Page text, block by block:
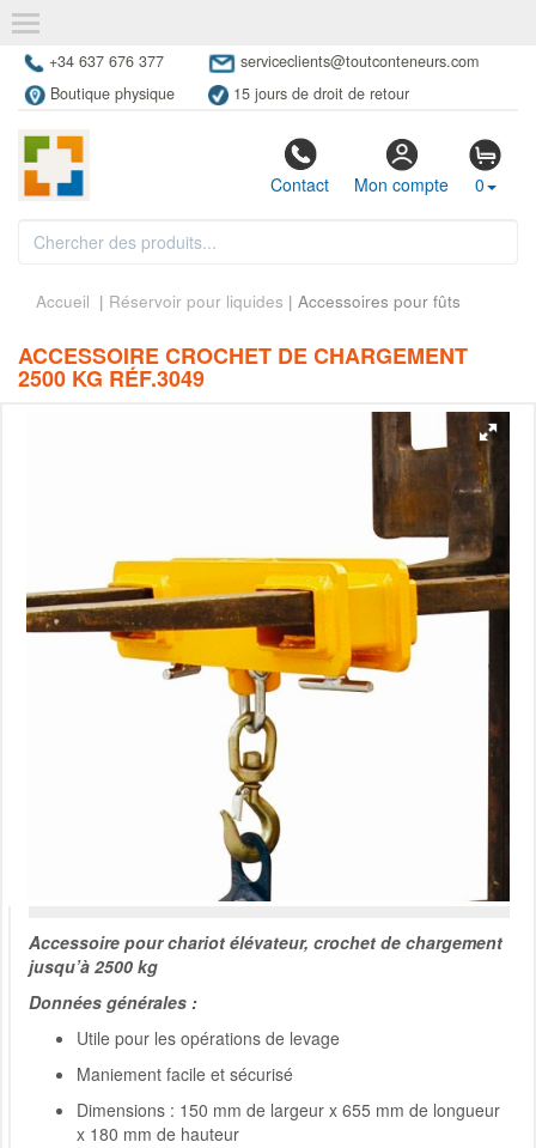
+34 637 676 377
serviceclients@toutconteneurs.com
Boutique physique
15 jours de droit de retour
Contact Mon compte 0
Accueil | Réservoir pour liquides | Accessoires pour fûts
ACCESSOIRE CROCHET DE CHARGEMENT
2500 KG RÉF.3049
Accessoire pour chariot élévateur, crochet de chargement
jusqu’à 2500 kg
Données générales :
Utile pour les opérations de levage
Maniement facile et sécurisé
Dimensions : 150 mm de largeur x 655 mm de longueur
x 180 mm de hauteur